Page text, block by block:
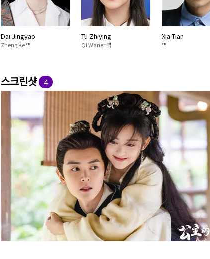
Dai Jingyao
Zheng Ke 역
Tu Zhiying
Qi Waner 역
Xia Tian
역
스크린샷 4